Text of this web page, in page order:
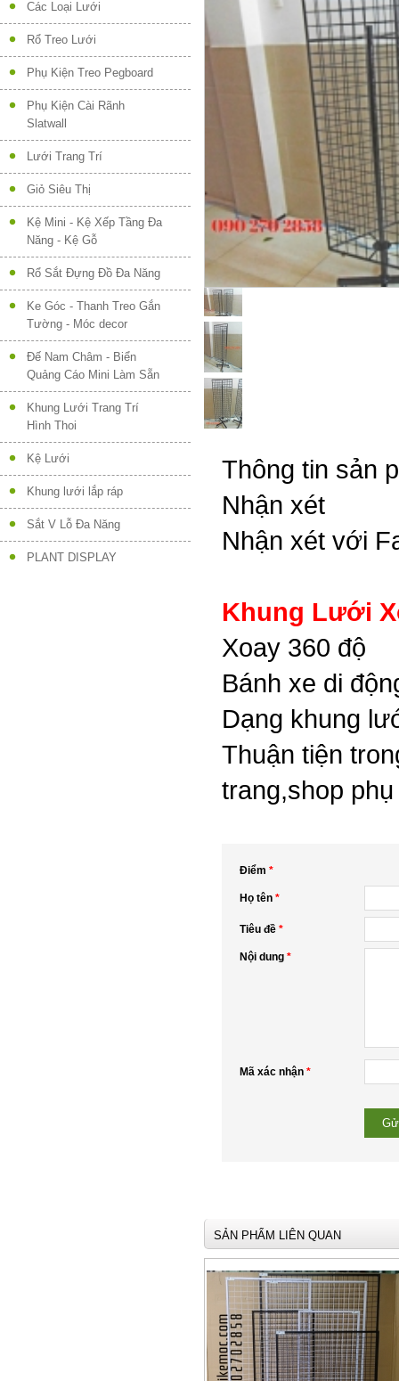
Các Loại Lưới
Rổ Treo Lưới
Phụ Kiện Treo Pegboard
Phụ Kiện Cài Rãnh
Slatwall
Lưới Trang Trí
Giỏ Siêu Thị
Kệ Mini - Kệ Xếp Tầng Đa
Năng - Kệ Gỗ
Rổ Sắt Đựng Đồ Đa Năng
Ke Góc - Thanh Treo Gắn
Tường - Móc decor
Đế Nam Châm - Biển
Quảng Cáo Mini Làm Sẵn
Khung Lưới Trang Trí
Hình Thoi
Kệ Lưới
Khung lưới lắp ráp
Sắt V Lỗ Đa Năng
PLANT DISPLAY
Thông tin sản
Nhận xét
Nhận xét với
Khung Lưới
Xoay 360 độ
Bánh xe di
Dạng khung
Thuận tiện
trang,shop
Điểm *
Họ tên *
Tiêu đề *
Nội dung *
Mã xác nhận *
SẢN PHẨM LIÊN QUAN